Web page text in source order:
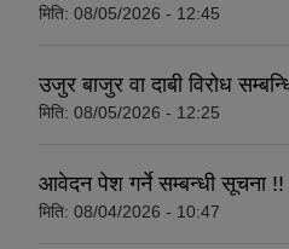
मिति: 08/05/2026 - 12:45
उजुर बाजुर वा दाबी विरोध
मिति: 08/05/2026 - 12:25
आवेदन पेश गर्ने सम्बन्धी सूचना !!
मिति: 08/04/2026 - 10:47